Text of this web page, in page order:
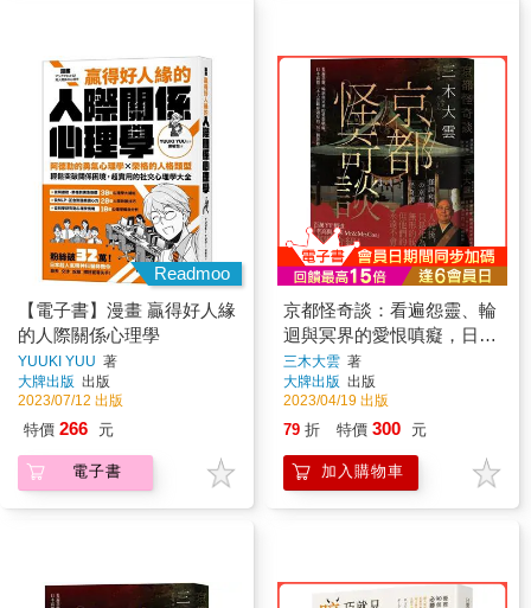
Readmoo
【電子書】漫畫 贏得好人緣
的人際關係心理學
YUUKI YUU 著
大牌出版 出版
2023/07/12 出版
特價 266 元
電子書
京都怪奇談：看遍怨靈、輪
迴與冥界的愛恨嗔癡，日本
高僧三木大雲親身遇見的
「另一個世界」
三木大雲 著
大牌出版 出版
2023/04/19 出版
79 折 特價 300 元
加入購物車